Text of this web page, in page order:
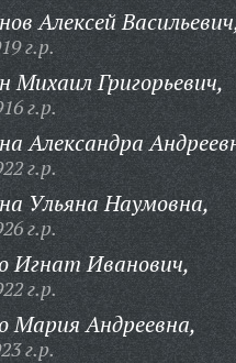
Алексей
г.р.
Михаил Григорьевич,
г.р.
Александра
г.р.
Ульяна Наумовна,
г.р.
Игнат Иванович,
г.р.
Мария Андреевна,
г.р.